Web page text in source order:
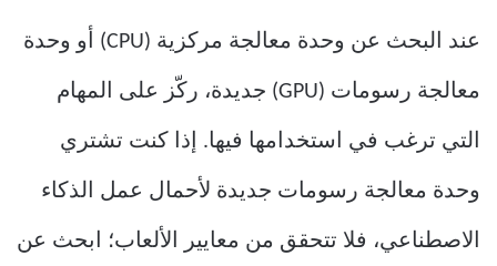
عند البحث عن وحدة معالجة مركزية (CPU) أو وحدة
معالجة رسومات (GPU) جديدة، ركّز على المهام
التي ترغب في استخدامها فيها. إذا كنت تشتري
وحدة معالجة رسومات جديدة لأحمال عمل الذكاء
الاصطناعي، فلا تتحقق من معايير الألعاب؛ ابحث عن